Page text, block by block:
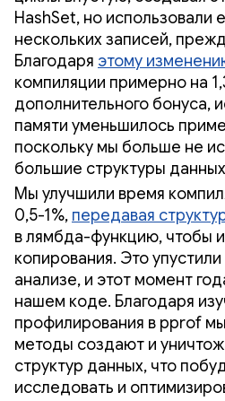
HashSet, но использовали
нескольких записей,
Благодаря этому
компиляции примерно на
дополнительного бонуса,
памяти уменьшилось
поскольку мы больше не
большие структуры
Мы улучшили время
0,5-1%, передавая
в лямбда-функцию, чтобы
копирования. Это
анализе, и этот момент
нашем коде. Благодаря
профилирования в pprof
методы создают и
структур данных, что
исследовать и